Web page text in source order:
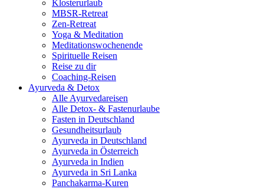
Klosterurlaub
MBSR-Retreat
Zen-Retreat
Yoga & Meditation
Meditationswochenende
Spirituelle Reisen
Reise zu dir
Coaching-Reisen
Ayurveda & Detox
Alle Ayurvedareisen
Alle Detox- & Fastenurlaube
Fasten in Deutschland
Gesundheitsurlaub
Ayurveda in Deutschland
Ayurveda in Österreich
Ayurveda in Indien
Ayurveda in Sri Lanka
Panchakarma-Kuren